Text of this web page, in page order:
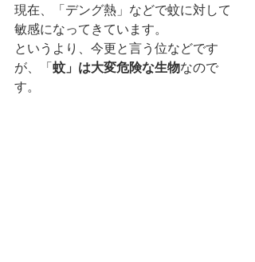
現在、「デング熱」などで蚊に対して
敏感になってきています。
というより、今更と言う位などです
が、「蚊」は大変危険な生物なので
す。